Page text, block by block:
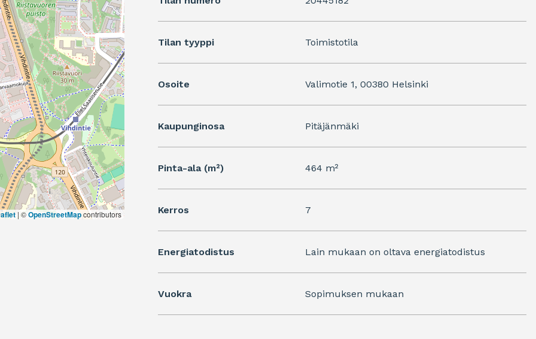
| ©OpenStreetMapcontributors
Tilan tyyppi Toimistotila
Osoite Valimotie 1, 00380 Helsinki
Kaupunginosa Pitäjänmäki
Pinta-ala (m²) 464 m²
Kerros 7
Energiatodistus Lain mukaan on oltava energiatodistus
Vuokra Sopimuksen mukaan